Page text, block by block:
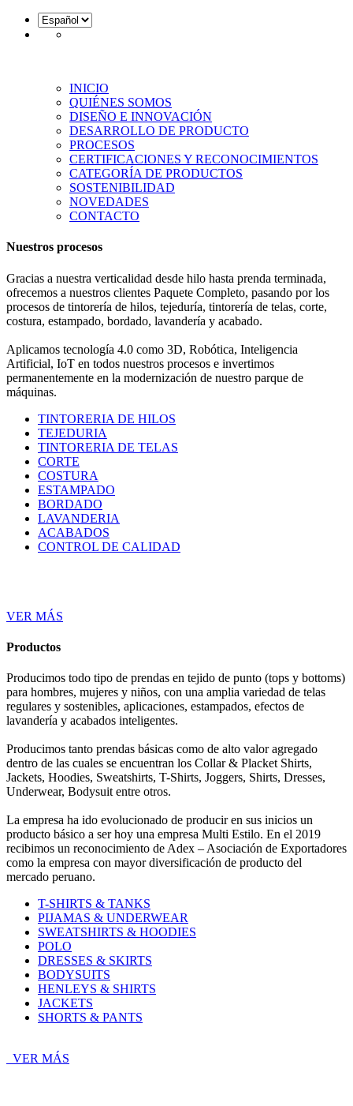
INICIO
QUIÉNES SOMOS
DISEÑO E INNOVACIÓN
DESARROLLO DE PRODUCTO
PROCESOS
CERTIFICACIONES Y RECONOCIMIENTOS
CATEGORÍA DE PRODUCTOS
SOSTENIBILIDAD
NOVEDADES
CONTACTO
Nuestros procesos
Gracias a nuestra verticalidad desde hilo hasta prenda terminada,
ofrecemos a nuestros clientes Paquete Completo, pasando por los
procesos de tintorería de hilos, tejeduría, tintorería de telas, corte,
costura, estampado, bordado, lavandería y acabado.
Aplicamos tecnología 4.0 como 3D, Robótica, Inteligencia
Artificial, IoT en todos nuestros procesos e invertimos
permanentemente en la modernización de nuestro parque de
máquinas.
TINTORERIA DE HILOS
TEJEDURIA
TINTORERIA DE TELAS
CORTE
COSTURA
ESTAMPADO
BORDADO
LAVANDERIA
ACABADOS
CONTROL DE CALIDAD
VER MÁS
Productos
Producimos todo tipo de prendas en tejido de punto (tops y bottoms)
para hombres, mujeres y niños, con una amplia variedad de telas
regulares y sostenibles, aplicaciones, estampados, efectos de
lavandería y acabados inteligentes.
Producimos tanto prendas básicas como de alto valor agregado
dentro de las cuales se encuentran los Collar & Placket Shirts,
Jackets, Hoodies, Sweatshirts, T-Shirts, Joggers, Shirts, Dresses,
Underwear, Bodysuit entre otros.
La empresa ha ido evolucionado de producir en sus inicios un
producto básico a ser hoy una empresa Multi Estilo. En el 2019
recibimos un reconocimiento de Adex – Asociación de Exportadores
como la empresa con mayor diversificación de producto del
mercado peruano.
T-SHIRTS & TANKS
PIJAMAS & UNDERWEAR
SWEATSHIRTS & HOODIES
POLO
DRESSES & SKIRTS
BODYSUITS
HENLEYS & SHIRTS
JACKETS
SHORTS & PANTS
VER MÁS